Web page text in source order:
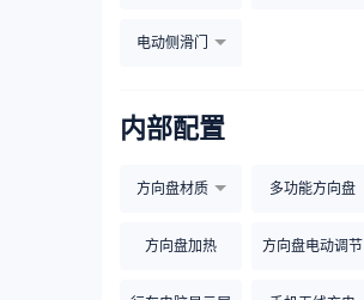
电动侧滑门
内部配置
方向盘材质 多功能方向盘
方向盘加热 方向盘电动调节